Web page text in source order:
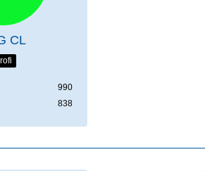
CL
990
838